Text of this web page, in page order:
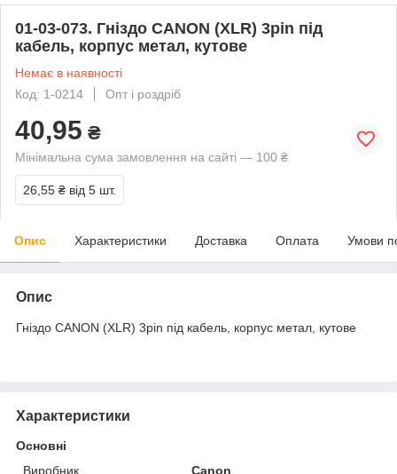
01-03-073. Гніздо CANON (XLR) 3pin під
кабель, корпус метал, кутове
Немає в наявності
Код: 1-0214
Опт і роздріб
40,95 ₴
Мінімальна сума замовлення на сайті — 100 ₴
26,55 ₴ від 5 шт.
Опис Характеристики Доставка Оплата Умови
Опис
Гніздо CANON (XLR) 3pin під кабель, корпус метал, кутове
Характеристики
Основні
Виробник
Canon